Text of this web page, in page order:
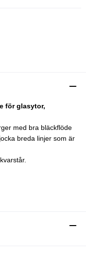
för glasytor,
med bra bläckflöde
breda linjer som är